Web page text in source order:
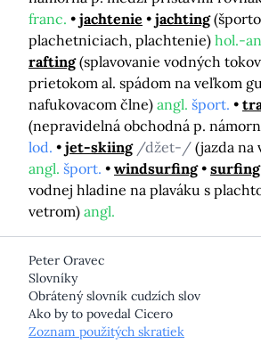
franc.
jachtenie jachting
plachetniciach, plachtenie) hol.-
rafting (splavovanie vodných
prietokom al. spádom na veľkom
nafukovacom člne) angl. šport.
(nepravidelná obchodná p.
lod.
jet-skiing /džet-/ (jazda na
angl. šport. windsurfing surfing
vodnej hladine na plaváku s
vetrom) angl.
Peter Oravec
Slovníky
Obrátený slovník cudzích slov
Ako by to povedal Cicero
Zoznam použitých skratiek